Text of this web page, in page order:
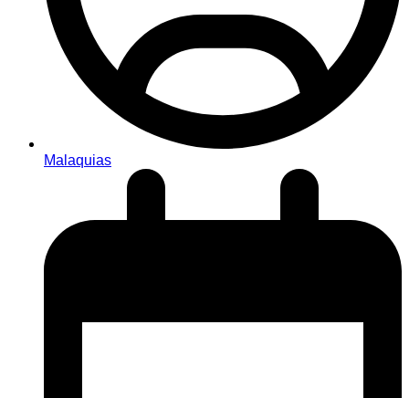
Malaquias